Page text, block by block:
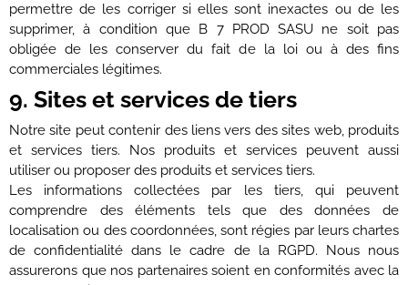
permettre de les corriger si elles sont inexactes ou de les
supprimer, à condition que B 7 PROD SASU ne soit pas
obligée de les conserver du fait de la loi ou à des fins
commerciales légitimes.
9. Sites et services de tiers
Notre site peut contenir des liens vers des sites web, produits
et services tiers. Nos produits et services peuvent aussi
utiliser ou proposer des produits et services tiers.
Les informations collectées par les tiers, qui peuvent
comprendre des éléments tels que des données de
localisation ou des coordonnées, sont régies par leurs chartes
de confidentialité dans le cadre de la RGPD. Nous nous
assurerons que nos partenaires soient en conformités avec la